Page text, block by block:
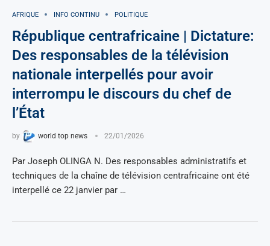
AFRIQUE INFO CONTINU POLITIQUE
République centrafricaine | Dictature:
Des responsables de la télévision
nationale interpellés pour avoir
interrompu le discours du chef de
l’État
by world top news 22/01/2026
Par Joseph OLINGA N. Des responsables administratifs et
techniques de la chaîne de télévision centrafricaine ont été
interpellé ce 22 janvier par …